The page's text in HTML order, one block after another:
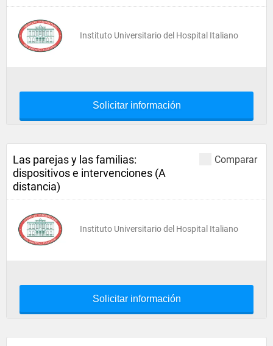
Instituto Universitario del Hospital Italiano
Solicitar información
Comparar
Las parejas y las familias:
dispositivos e intervenciones (A
distancia)
Instituto Universitario del Hospital Italiano
Solicitar información